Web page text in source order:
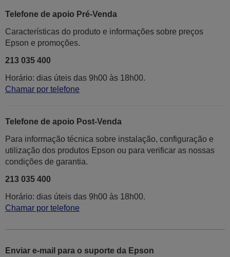
Telefone de apoio Pré-Venda
Características do produto e informações sobre preços
Epson e promoções.
213 035 400
Horário: dias úteis das 9h00 às 18h00.
Chamar por telefone
Telefone de apoio Post-Venda
Para informação técnica sobre instalação, configuração e
utilização dos produtos Epson ou para verificar as nossas
condições de garantia.
213 035 400
Horário: dias úteis das 9h00 às 18h00.
Chamar por telefone
Enviar e-mail para o suporte da Epson